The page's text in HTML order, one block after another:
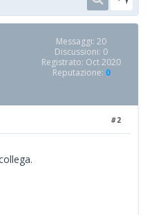
Messaggi: 20
Discussioni: 0
Registrato: Oct 2020
Reputazione: 0
#2